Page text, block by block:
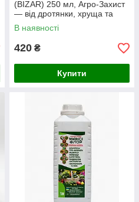
(BIZAR) 250 мл, Агро-Захист
— від дротянки, хруща та
капустянки
В наявності
420 ₴
Купити